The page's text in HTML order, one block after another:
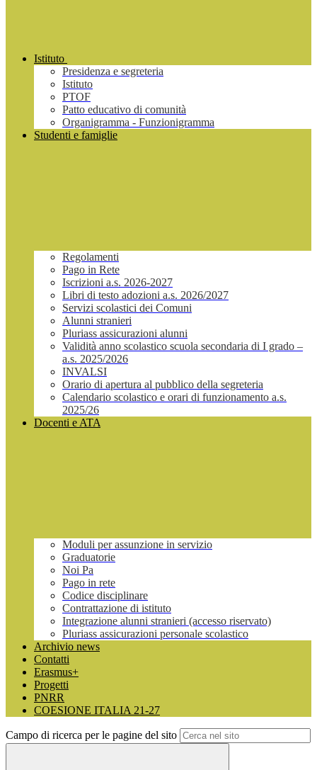
Istituto
Presidenza e segreteria
Istituto
PTOF
Patto educativo di comunità
Organigramma - Funzionigramma
Studenti e famiglie
Regolamenti
Pago in Rete
Iscrizioni a.s. 2026-2027
Libri di testo adozioni a.s. 2026/2027
Servizi scolastici dei Comuni
Alunni stranieri
Pluriass assicurazioni alunni
Validità anno scolastico scuola secondaria di I grado –
a.s. 2025/2026
INVALSI
Orario di apertura al pubblico della segreteria
Calendario scolastico e orari di funzionamento a.s.
2025/26
Docenti e ATA
Moduli per assunzione in servizio
Graduatorie
Noi Pa
Pago in rete
Codice disciplinare
Contrattazione di istituto
Integrazione alunni stranieri (accesso riservato)
Pluriass assicurazioni personale scolastico
Archivio news
Contatti
Erasmus+
Progetti
PNRR
COESIONE ITALIA 21-27
Campo di ricerca per le pagine del sito